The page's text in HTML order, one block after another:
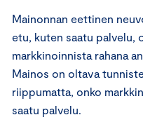
Mainonnan eettinen
etu, kuten saatu palvelu,
markkinoinnista rahana
Mainos on oltava
riippumatta, onko
saatu palvelu.